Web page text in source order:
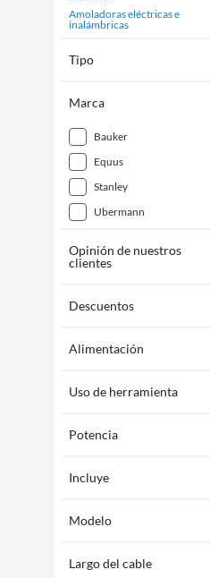
amoladoras eléctricas e
inalámbricas
Tipo
Marca
bauker
equus
stanley
ubermann
Opinión de nuestros
clientes
Descuentos
Alimentación
Uso de herramienta
Potencia
Incluye
Modelo
Largo del cable